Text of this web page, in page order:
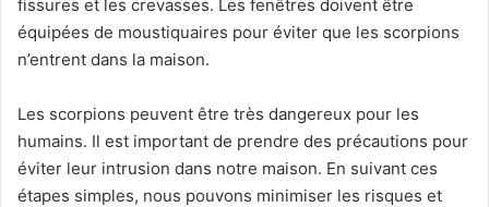
fissures et les crevasses. Les fenêtres doivent être
équipées de moustiquaires pour éviter que les scorpions
n’entrent dans la maison.
Les scorpions peuvent être très dangereux pour les
humains. Il est important de prendre des précautions pour
éviter leur intrusion dans notre maison. En suivant ces
étapes simples, nous pouvons minimiser les risques et